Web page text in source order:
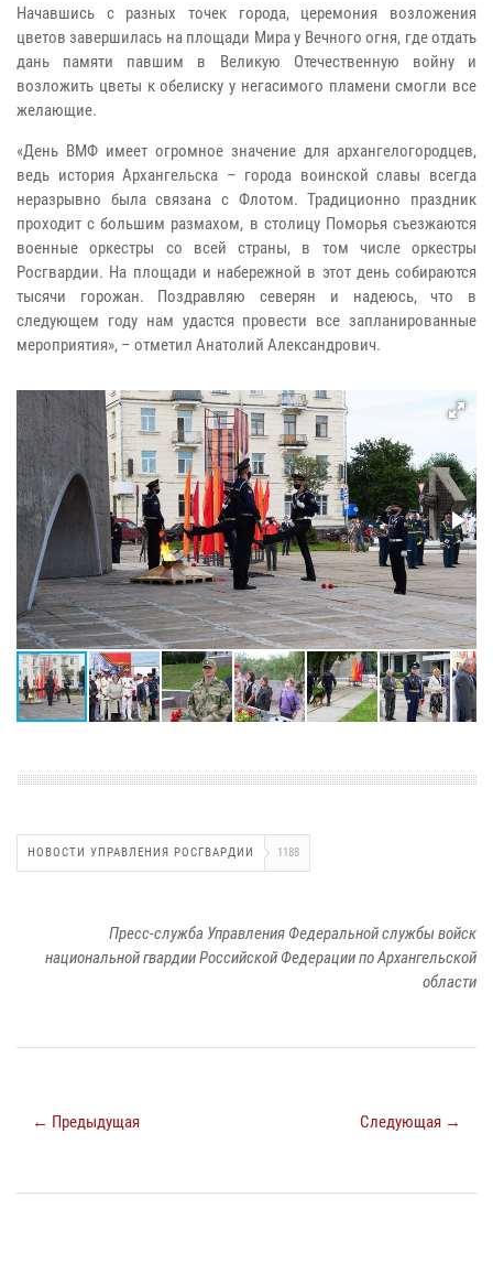
Начавшись с разных точек города, церемония возложения
цветов завершилась на площади Мира у Вечного огня, где отдать
дань памяти павшим в Великую Отечественную войну и
возложить цветы к обелиску у негасимого пламени смогли все
желающие.
«День ВМФ имеет огромное значение для архангелогородцев,
ведь история Архангельска – города воинской славы всегда
неразрывно была связана с Флотом. Традиционно праздник
проходит с большим размахом, в столицу Поморья съезжаются
военные оркестры со всей страны, в том числе оркестры
Росгвардии. На площади и набережной в этот день собираются
тысячи горожан. Поздравляю северян и надеюсь, что в
следующем году нам удастся провести все запланированные
мероприятия», – отметил Анатолий Александрович.
НОВОСТИ УПРАВЛЕНИЯ РОСГВАРДИИ 1188
Пресс-служба Управления Федеральной службы войск
национальной гвардии Российской Федерации по Архангельской
области
← Предыдущая Следующая →